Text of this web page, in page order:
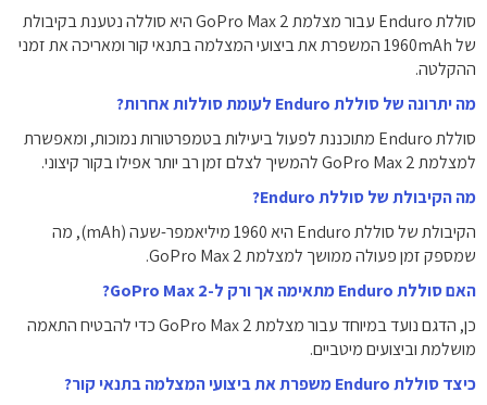
סוללת Enduro עבור מצלמת GoPro Max 2 היא סוללה נטענת בקיבולת
של 1960mAh המשפרת את ביצועי המצלמה בתנאי קור ומאריכה את זמני
ההקלטה.
מה יתרונה של סוללת Enduro לעומת סוללות אחרות?
סוללת Enduro מתוכננת לפעול ביעילות בטמפרטורות נמוכות, ומאפשרת
למצלמת GoPro Max 2 להמשיך לצלם זמן רב יותר אפילו בקור קיצוני.
מה הקיבולת של סוללת Enduro?
הקיבולת של סוללת Enduro היא 1960 מיליאמפר-שעה (mAh), מה
שמספק זמן פעולה ממושך למצלמת GoPro Max 2.
האם סוללת Enduro מתאימה אך ורק ל-GoPro Max 2?
כן, הדגם נועד במיוחד עבור מצלמת GoPro Max 2 כדי להבטיח התאמה
מושלמת וביצועים מיטביים.
כיצד סוללת Enduro משפרת את ביצועי המצלמה בתנאי קור?